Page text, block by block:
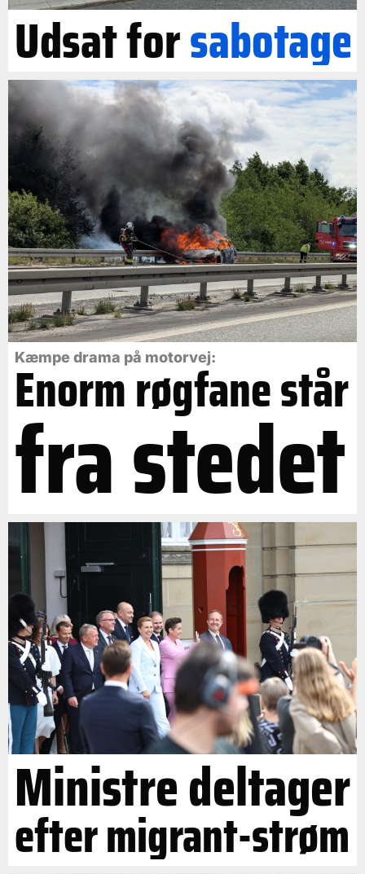
Udsat forsabotage
Kæmpe drama på motorvej:
Enorm røgfane står
fra stedet
Ministre deltager
efter migrant-strøm